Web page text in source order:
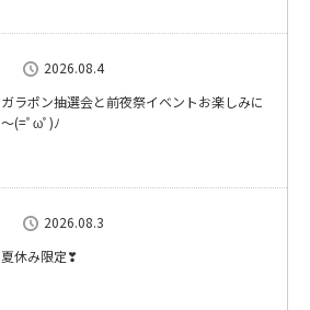
2026.08.4
ガラポン抽選会と前夜祭イベントお楽しみに
～(=ﾟωﾟ)ﾉ
2026.08.3
夏休み限定❣